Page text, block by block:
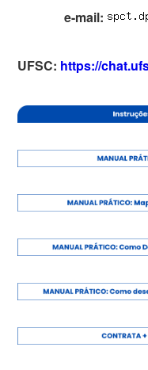
e-mail:
UFSC: https://